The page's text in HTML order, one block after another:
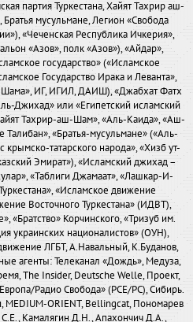
партия Туркестана, Хайят Тахрир аш-
мусульмане, Легион «Свобода
«Чеченская Республика Ичкерия»,
«Азов», полк «Азов»), «Айдар»,
государство» («Исламское
Государство Ирака и Леванта»,
Шама», ИГ, ИГИЛ, ДАИШ), «Джабхат Фатх
Джихад» или «Египетский исламский
Тахрир-аш-Шам», «Аль-Каида», «Аш-
«Братья-мусульмане» («Аль-
татарского народа», «Хизб ут-
Эмират»), «Исламский джихад –
«Таблиги Джамаат», «Лашкар-И-
«Исламское движение
Восточного Туркестана» (ИДВТ),
Корчинского, «Тризуб им.
украинских националистов» (ОУН),
ЛГБТ, А.Навальный, К.Буданов,
агенты: Телеканал «Дождь», Медуза,
The Insider, Deutsche Welle, Проект,
Радио Свобода» (PCE/PC), Сибирь.
MEDIUM-ORIENT, Bellingcat, Пономарев
Камалягин Д.Н., Апахончич Д.А.,